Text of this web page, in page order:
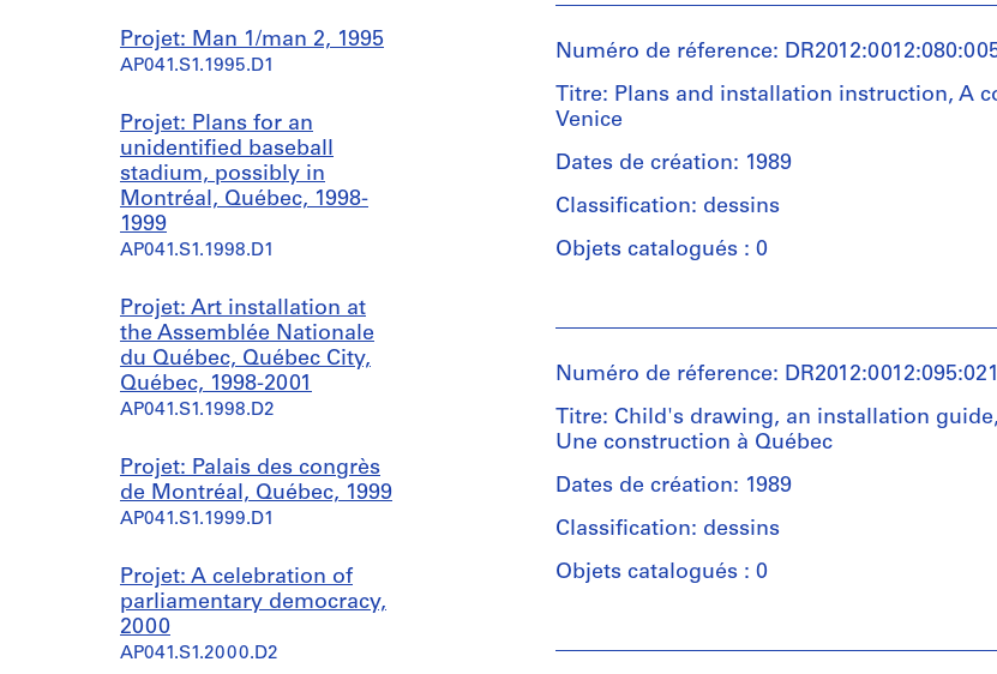
Projet: Man 1/man 2, 1995
AP041.S1.1995.D1
Projet: Plans for an
unidentified baseball
stadium, possibly in
Montréal, Québec, 1998-
1999
AP041.S1.1998.D1
Projet: Art installation at
the Assemblée Nationale
du Québec, Québec City,
Québec, 1998-2001
AP041.S1.1998.D2
Projet: Palais des congrès
de Montréal, Québec, 1999
AP041.S1.1999.D1
Projet: A celebration of
parliamentary democracy,
2000
AP041.S1.2000.D2
et
institutions:
Melvin
Charney
(archive
Quantité
Type
drawing(s)
Étape
et
objectif:
development
Collation:
Numéro de réference:
Titre: Plans and installation instruction, A
Venice
Dates de création: 1989
Classification: dessins
Objets catalogués : 0
et
institutions:
Melvin
Charney
(archive
Description:
containing
related
Numéro de réference: DR2012:0012:095:021
Titre: Child's drawing, an installation
Une construction à Québec
Dates de création: 1989
Classification: dessins
Objets catalogués : 0
et